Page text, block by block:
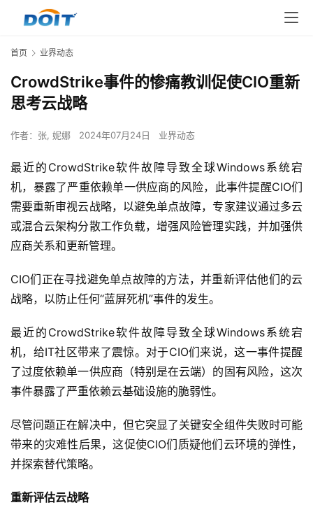
首页 业界动态
CrowdStrike事件的惨痛教训促使CIO重新
思考云战略
作者： 张, 妮娜 2024年07月24日 业界动态
最近的CrowdStrike软件故障导致全球Windows系统宕
机，暴露了严重依赖单一供应商的风险，此事件提醒CIO们
需要重新审视云战略，以避免单点故障，专家建议通过多云
或混合云架构分散工作负载，增强风险管理实践，并加强供
应商关系和更新管理。
CIO们正在寻找避免单点故障的方法，并重新评估他们的云
战略，以防止任何“蓝屏死机”事件的发生。
最近的CrowdStrike软件故障导致全球Windows系统宕
机，给IT社区带来了震惊。对于CIO们来说，这一事件提醒
了过度依赖单一供应商（特别是在云端）的固有风险，这次
事件暴露了严重依赖云基础设施的脆弱性。
尽管问题正在解决中，但它突显了关键安全组件失败时可能
带来的灾难性后果，这促使CIO们质疑他们云环境的弹性，
并探索替代策略。
重新评估云战略